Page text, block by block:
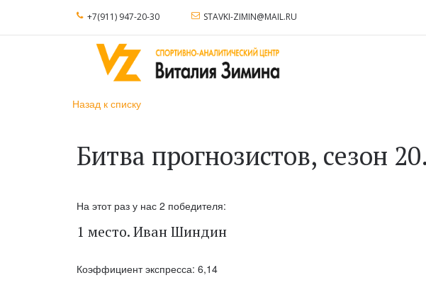
+7(911) 947-20-30 STAVKI-ZIMIN@MAIL.RU
Назад к списку
Битва прогнозистов, cезон
На этот раз у нас 2 победителя:
1 место. Иван Шиндин
Коэффициент экспресса: 6,14